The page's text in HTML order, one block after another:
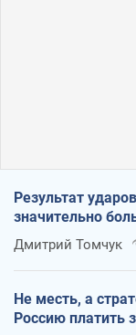
Результат
значительно
Дмитрий Томчук
Не месть, а
Россию платить